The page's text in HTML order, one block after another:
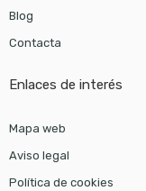
Blog
Contacta
Enlaces de interés
Mapa web
Aviso legal
Política de cookies